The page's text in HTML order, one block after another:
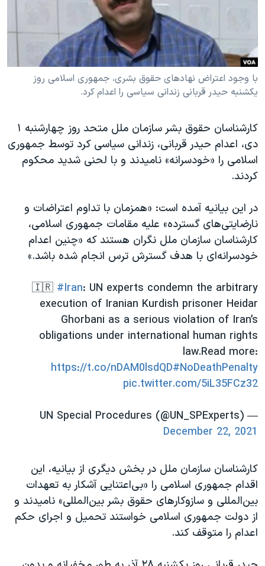
حقوق شهروندی
اقتصادی
علم و فناوری
اسرائیل در جنگ
آرشیو پخش زنده
انتخابات ریاست جمهوری آمریکا ۲۰۲۴
حمله جمهوری اسلامی به اسرائیل
رمز مهسا
ورزش زنان در ایران
مجموعه مستندهای دادخواهی
تریبونال مردمی آبان ۹۸
دادگاه حمید نوری
چهل سال گروگان‌گیری
قانون شفافیت دارائی کادر رهبری ایران
اعتراضات مردمی آبان ۹۸
نرگس محمدی برنده جایزه نوبل صلح
همایش محافظه‌کاران آمریکا «سی‌پک»
صفحه‌های ویژه
سفر پرزیدنت ترامپ به چین
زبانهای مختلف
با وجود اعتراض نهادهای حقوق بشری، جمهوری اسلامی روز
یکشنبه حیدر قربانی زندانی سیاسی را اعدام کرد.
کارشناسان حقوق بشر سازمان ملل متحد روز چهارشنبه ١
دی، اعدام حیدر قربانی، زندانی سیاسی کرد توسط جمهوری
اسلامی را «خودسرانه» نامیدند و با لحنی شدید محکوم
کردند.
در این بیانیه آمده است: «همزمان با تداوم اعتراضات و
نارضایتی‌های گسترده» علیه مقامات جمهوری اسلامی،
کارشناسان سازمان ملل نگران هستند که «چنین اعدام
خودسرانه‌ای با هدف گسترش ترس انجام شده باشد.»
🇮🇷 #Iran: UN experts condemn the arbitrary
execution of Iranian Kurdish prisoner Heidar
Ghorbani as a serious violation of Iran’s
obligations under international human rights
law.Read more:
https://t.co/nDAM0lsdQD#NoDeathPenalty
pic.twitter.com/5iL35FCz32
— UN Special Procedures (@UN_SPExperts)
December 22, 2021
کارشناسان سازمان ملل در بخش دیگری از بیانیه، این
اقدام جمهوری اسلامی را «بی‌اعتنایی آشکار به تعهدات
بین‌المللی و سازوکارهای حقوق بشر بین‌المللی» نامیدند و
از دولت جمهوری اسلامی خواستند تحمیل و اجرای حکم
اعدام را متوقف کند.